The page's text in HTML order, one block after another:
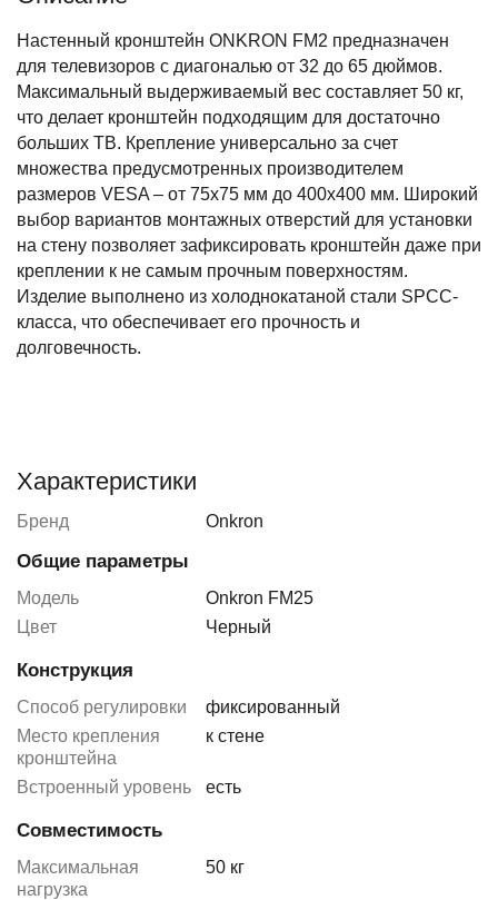
Настенный кронштейн ONKRON FM2 предназначен
для телевизоров с диагональю от 32 до 65 дюймов.
Максимальный выдерживаемый вес составляет 50 кг,
что делает кронштейн подходящим для достаточно
больших ТВ. Крепление универсально за счет
множества предусмотренных производителем
размеров VESA – от 75x75 мм до 400x400 мм. Широкий
выбор вариантов монтажных отверстий для установки
на стену позволяет зафиксировать кронштейн даже при
креплении к не самым прочным поверхностям.
Изделие выполнено из холоднокатаной стали SPCC-
класса, что обеспечивает его прочность и
долговечность.
Характеристики
Бренд Onkron
Общие параметры
Модель
Onkron FM25
Цвет
Черный
Конструкция
Способ регулировки
фиксированный
Место крепления
кронштейна
к стене
Встроенный уровень есть
Совместимость
Максимальная
нагрузка
50 кг